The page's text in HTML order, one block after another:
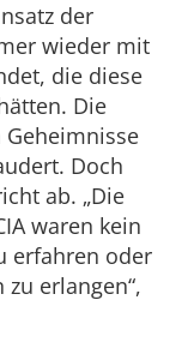
der
wieder mit
die diese
Die
Doch
ab. „Die
waren kein
erfahren oder
erlangen“,